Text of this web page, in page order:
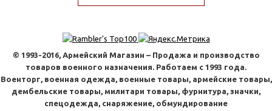
© 1993-2016, Армейский Магазин – Продажа и производство
товаров военного назначения. Работаем с 1993 года.
Военторг, военная одежда, военные товары, армейские товары,
дембельские товары, милитари товары, фурнитура, значки,
спецодежда, снаряжение, обмундирование